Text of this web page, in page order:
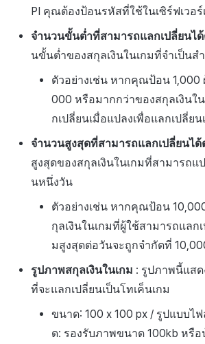
PI คุณต้องป้อนรหัสที่ใช้ในเซิร์ฟเวอร์
จำนวนขั้นต่ำที่สามารถแลกเปลี่ยนไ
นขั้นต่ำของสกุลเงินในเกมที่จำเป็นส
ตัวอย่างเช่น หากคุณป้อน 1,000
000 หรือมากกว่าของสกุลเงินใ
กเปลี่ยนเมื่อแปลงเพื่อแลกเปลี่ยน
จำนวนสูงสุดที่สามารถแลกเปลี่ยนไ
สูงสุดของสกุลเงินในเกมที่สามารถแ
นหนึ่งวัน
ตัวอย่างเช่น หากคุณป้อน
กุลเงินในเกมที่ผู้ใช้สามารถแลก
มสูงสุดต่อวันจะถูกจำกัดที่
รูปภาพสกุลเงินในเกม : รูปภาพนี้แสด
ที่จะแลกเปลี่ยนเป็นโทเค็นเกม
ขนาด: 100 x 100 px / รูปแบบไฟ
ด: รองรับภาพขนาด 100kb หรือ